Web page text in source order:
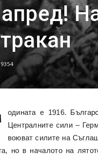
одината е 1916.
Централните сили –
воюват силите на
но в началото на